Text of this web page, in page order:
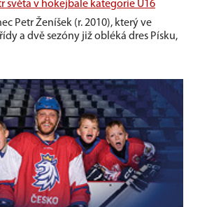
světa v hokejbale kategorie U16
Petr Ženíšek (r. 2010), který ve
a dvě sezóny již obléká dres Písku,